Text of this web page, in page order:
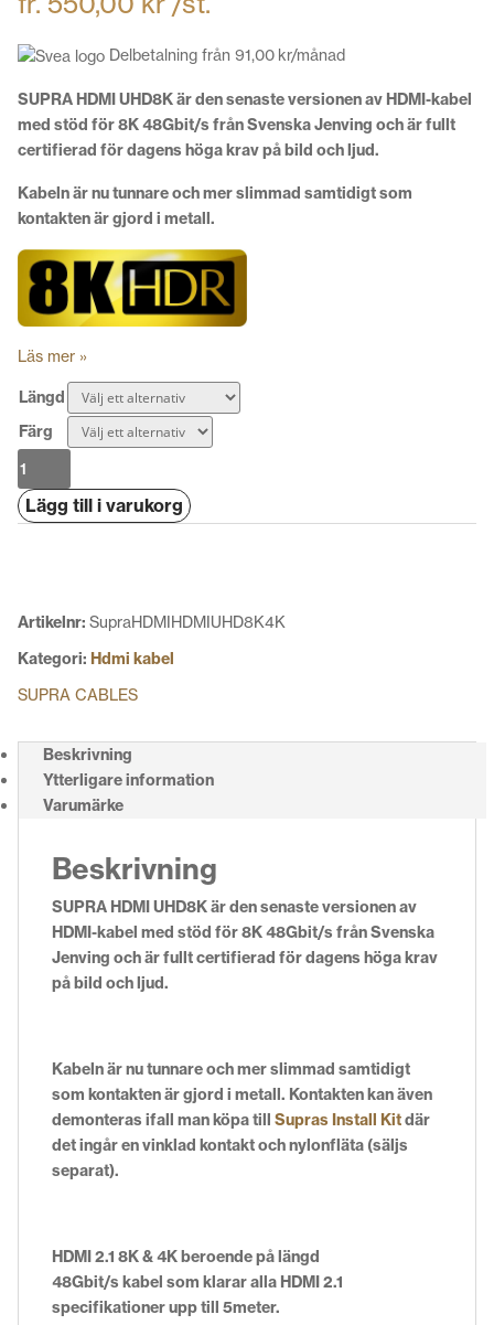
Delbetalning från 91,00 kr/månad
SUPRA HDMI UHD8K är den senaste versionen av HDMI-kabel
med stöd för 8K 48Gbit/s från Svenska Jenving och är fullt
certifierad för dagens höga krav på bild och ljud.
Kabeln är nu tunnare och mer slimmad samtidigt som
kontakten är gjord i metall.
Läs mer »
Längd
Färg
Supra
HDMI
UHD8K
Lägg till i varukorg
Artikelnr: SupraHDMIHDMIUHD8K4K
Kategori: Hdmi kabel
SUPRA CABLES
Beskrivning
Ytterligare information
Varumärke
Beskrivning
SUPRA HDMI UHD8K är den senaste versionen av
HDMI-kabel med stöd för 8K 48Gbit/s från Svenska
Jenving och är fullt certifierad för dagens höga krav
på bild och ljud.
Kabeln är nu tunnare och mer slimmad samtidigt
som kontakten är gjord i metall. Kontakten kan även
demonteras ifall man köpa till Supras Install Kitdär
det ingår en vinklad kontakt och nylonfläta (säljs
separat).
HDMI 2.1 8K & 4K beroende på längd
48Gbit/s kabel som klarar alla HDMI 2.1
specifikationer upp till 5meter.